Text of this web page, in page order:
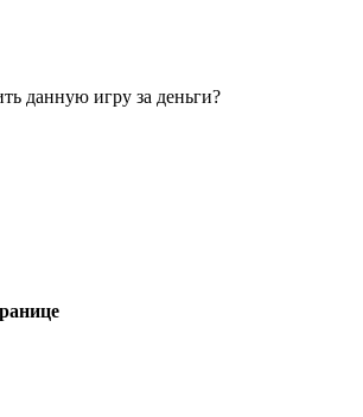
данную игру за деньги?